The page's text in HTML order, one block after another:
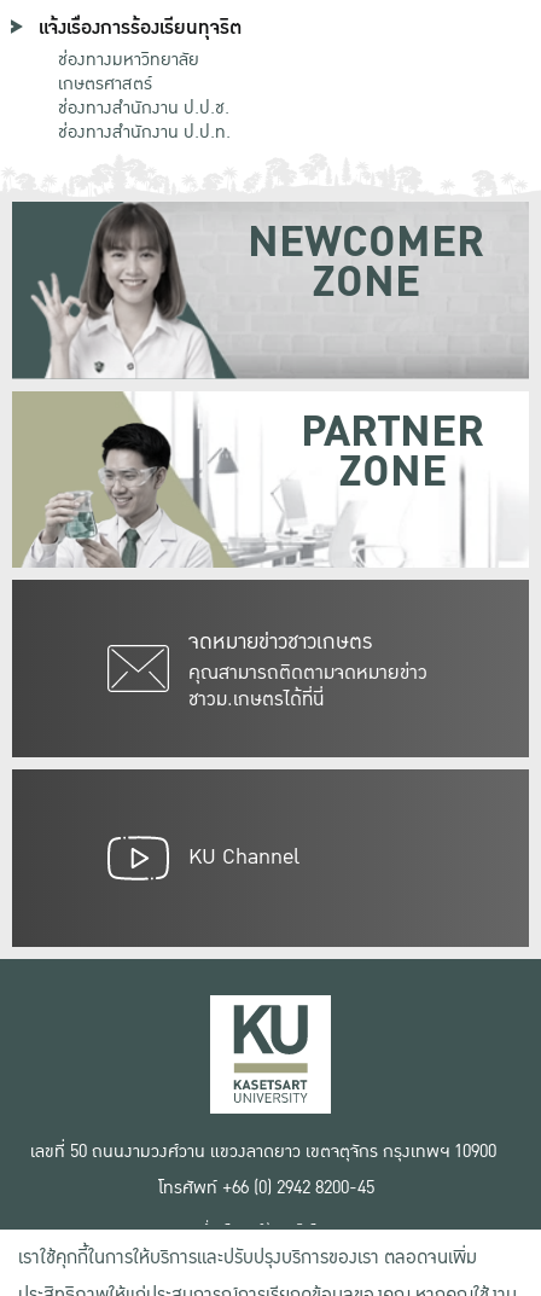
แจ้งเรื่องการร้องเรียนทุจริต
ช่องทางมหาวิทยาลัย
เกษตรศาสตร์
ช่องทางสำนักงาน ป.ป.ช.
ช่องทางสำนักงาน ป.ป.ท.
จดหมายข่าวชาวเกษตร
คุณสามารถติดตามจดหมายข่าว
ชาวม.เกษตรได้ที่นี่
NEWCOMER
ZONE
PARTNER
ZONE
KU Channel
เลขที่ 50 ถนนงามวงศ์วาน แขวงลาดยาว เขตจตุจักร กรุงเทพฯ 10900
โทรศัพท์ +66 (0) 2942 8200-45
เงื่อนไขการใช้งานเว็บไซต์
ข้อตกลงด้านสิทธิ์ใช้งาน
นโยบายความเป็นส่วนตัว
เราใช้คุกกี้ในการให้บริการและปรับปรุงบริการของเรา ตลอดจนเพิ่ม